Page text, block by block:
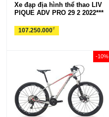
Xe đạp địa hình thể thao LIV
PIQUE ADV PRO 29 2 2022***
107.250.000₫
-10%